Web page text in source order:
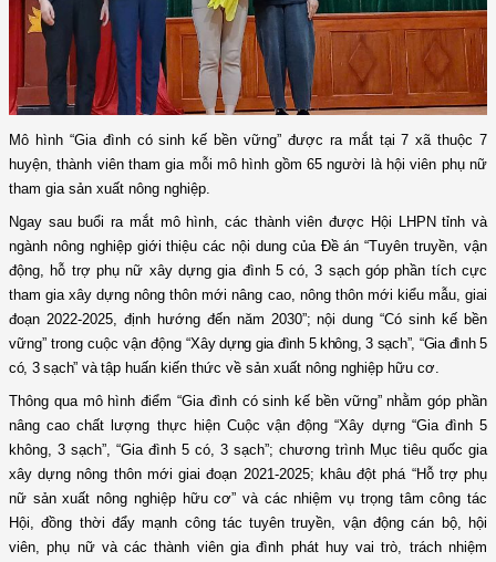
Mô hình “Gia đình có sinh kế bền vững” được ra mắt tại 7 xã thuộc 7
huyện, thành viên tham gia mỗi mô hình gồm 65 người là hội viên phụ nữ
tham gia sản xuất nông nghiệp.
Ngay sau buổi ra mắt mô hình, các thành viên được Hội LHPN tỉnh và
ngành nông nghiệp giới thiệu các nội dung của Đề án“Tuyên truyền, vận
động, hỗ trợ phụ nữ xây dựng gia đình 5 có, 3 sạch góp phần tích cực
tham gia xây dựng nông thôn mới nâng cao, nông thôn mới kiểu mẫu, giai
đoạn 2022-2025, định hướng đến năm 2030”; nội dung “Có sinh kế bền
vững” trong cuộc vận động “Xây dựng gia đình 5 không, 3 sạch”, “Gia đình 5
có, 3 sạch” và tập huấn kiến thức về sản xuất nông nghiệp hữu cơ.
Thông qua mô hình điểm “Gia đình có sinh kế bền vững” nhằmgóp phần
nâng cao chất lượng thực hiện Cuộc vận động “Xây dựng “Gia đình 5
không, 3 sạch”, “Gia đình 5 có, 3 sạch”; chương trình Mục tiêu quốc gia
xây dựng nông thôn mới giai đoạn 2021-2025; khâu đột phá “Hỗ trợ phụ
nữ sản xuất nông nghiệp hữu cơ” và các nhiệm vụ trọng tâm công tác
Hội, đồng thời đẩy mạnh công tác tuyên truyền, vận động cán bộ, hội
viên, phụ nữ và các thành viên gia đình phát huy vai trò, trách nhiệm